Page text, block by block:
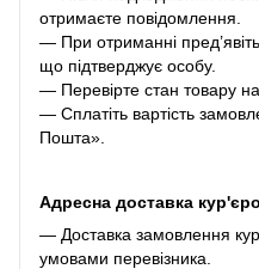
отримаєте повідомлення.
— При отриманні
що підтверджує особу.
— Перевірте стан товару
— Сплатіть вартість
Пошта».
Адресна доставка
— Доставка замовлення
умовами перевізника.